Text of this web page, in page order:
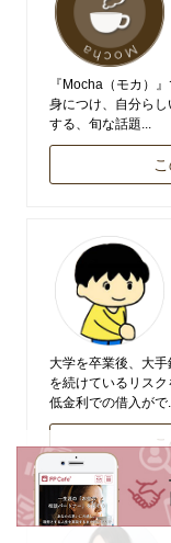
『Mocha（モカ）
身につけ、自分ら
する、旬な話題...
大学を卒業後、大
を続けているリスク
低金利での借入がで...